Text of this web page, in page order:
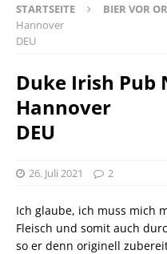
STARTSEITE BIER VOR
Hannover
DEU
Duke Irish Pub
Hannover
DEU
26. Juli 2021 2
Ich glaube, ich muss mich
Fleisch und somit auch
so er denn originell